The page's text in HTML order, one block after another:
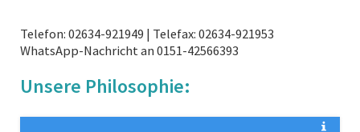
Telefon: 02634-921949 | Telefax: 02634-921953
WhatsApp-Nachricht an 0151-42566393
Unsere Philosophie: